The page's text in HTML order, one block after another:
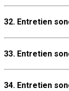
32. Entretien
33. Entretien
34. Entretien